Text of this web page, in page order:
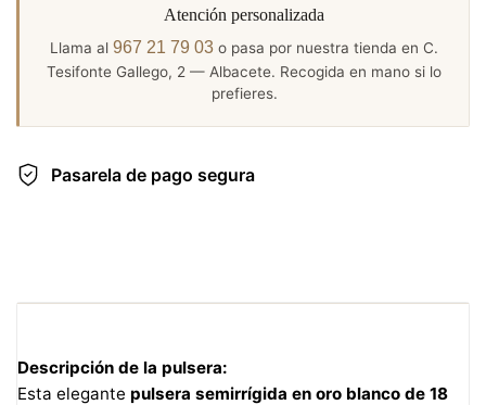
Atención personalizada
Llama al 967 21 79 03 o pasa por nuestra tienda en C.
Tesifonte Gallego, 2 — Albacete. Recogida en mano si lo
prefieres.
Pasarela de pago segura
Descripción de la pulsera:
Esta elegante pulsera semirrígida en oro blanco de 18